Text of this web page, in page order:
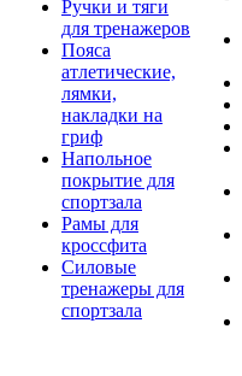
Ручки и тяги
для тренажеров
Пояса
атлетические,
лямки,
накладки на
гриф
Напольное
покрытие для
спортзала
Рамы для
кроссфита
Силовые
тренажеры для
спортзала